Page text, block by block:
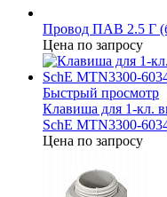
Провод ПАВ 2.5 Г
Цена по запросу
Быстрый просмотр
Клавиша для 1-кл.
SchE MTN3300-
Цена по запросу